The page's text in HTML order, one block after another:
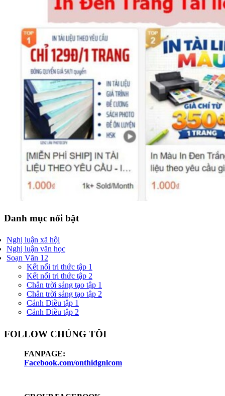
Danh mục nổi bật
Nghị luận xã hội
Nghị luận văn học
Soạn Văn 12
Kết nối tri thức tập 1
Kết nối tri thức tập 2
Chân trời sáng tạo tập 1
Chân trời sáng tạo tập 2
Cánh Diều tập 1
Cánh Diều tập 2
FOLLOW CHÚNG TÔI
FANPAGE:
Facebook.com/onthidgnlcom